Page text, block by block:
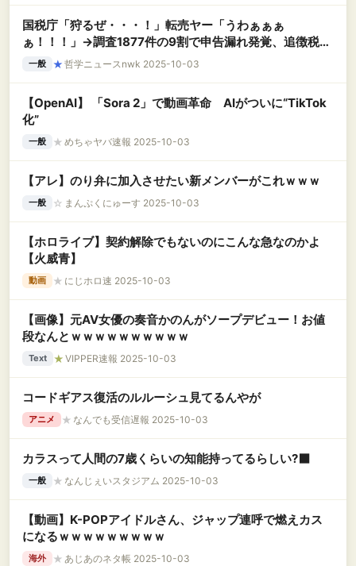
国税庁「狩るぜ・・・！」転売ヤー「うわぁぁぁ
ぁ！！！」→調査1877件の9割で申告漏れ発覚、追徴税額
65億円で過去最高額に
一般 ★ 哲学ニュースnwk 2025-10-03
【OpenAI】 「Sora 2」で動画革命 AIがついに“TikTok
化”
一般 ★ めちゃヤバ速報 2025-10-03
【アレ】のり弁に加入させたい新メンバーがこれｗｗｗ
一般 ☆ まんぷくにゅーす 2025-10-03
【ホロライブ】契約解除でもないのにこんな急なのかよ
【火威青】
動画 ★ にじホロ速 2025-10-03
【画像】元AV女優の奏音かのんがソープデビュー！お値
段なんとｗｗｗｗｗｗｗｗｗｗ
Text ★ VIPPER速報 2025-10-03
コードギアス復活のルルーシュ見てるんやが
アニメ ★ なんでも受信遅報 2025-10-03
カラスって人間の7歳くらいの知能持ってるらしい?‍⬛
一般 ★ なんじぇいスタジアム 2025-10-03
【動画】K-POPアイドルさん、ジャップ連呼で燃えカス
になるｗｗｗｗｗｗｗｗｗ
海外 ★ あじあのネタ帳 2025-10-03